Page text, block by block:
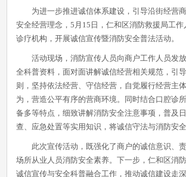
为进一步推进诚信体系建设，引导沿街经营商
安全经营理念，5月15日，仁和区消防救援局工
诊疗机构，开展诚信宣传暨消防安全普法活动。
活动现场，消防宣传人员向商户工作人员发
全科普资料，面对面讲解诚信经营相关规范，引
则，坚持依法经营、守信经营，自觉履行经营主
为，营造公平有序的营商环境。同时结合口腔诊
备多等特点，细致讲解消防安全注意事项，普及
查、应急处置等实用知识，将诚信守法与消防安全
此次宣传活动，既强化了商户的诚信意识、责
场所从业人员消防安全素养。下一步，仁和区消
诚信宣传与安全科普融合工作，推动诚信建设走